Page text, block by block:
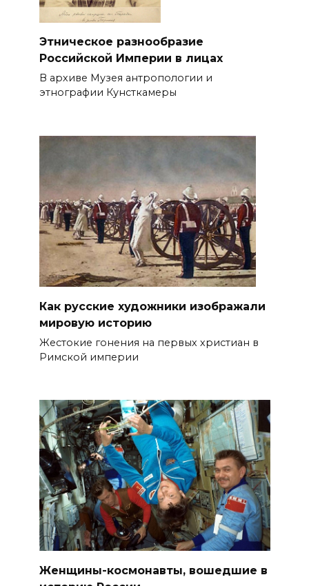
Этническое разнообразие
Российской Империи в лицах
В архиве Музея антропологии и
этнографии Кунсткамеры
Как русские художники изображали
мировую историю
Жестокие гонения на первых христиан в
Римской империи
Женщины-космонавты, вошедшие в